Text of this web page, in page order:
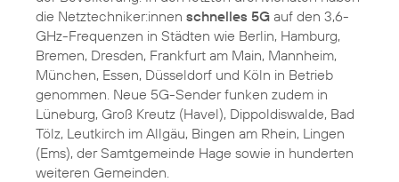
die Netztechniker:innen schnelles 5G auf den 3,6-
GHz-Frequenzen in Städten wie Berlin, Hamburg,
Bremen, Dresden, Frankfurt am Main, Mannheim,
München, Essen, Düsseldorf und Köln in Betrieb
genommen. Neue 5G-Sender funken zudem in
Lüneburg, Groß Kreutz (Havel), Dippoldiswalde, Bad
Tölz, Leutkirch im Allgäu, Bingen am Rhein, Lingen
(Ems), der Samtgemeinde Hage sowie in hunderten
weiteren Gemeinden.